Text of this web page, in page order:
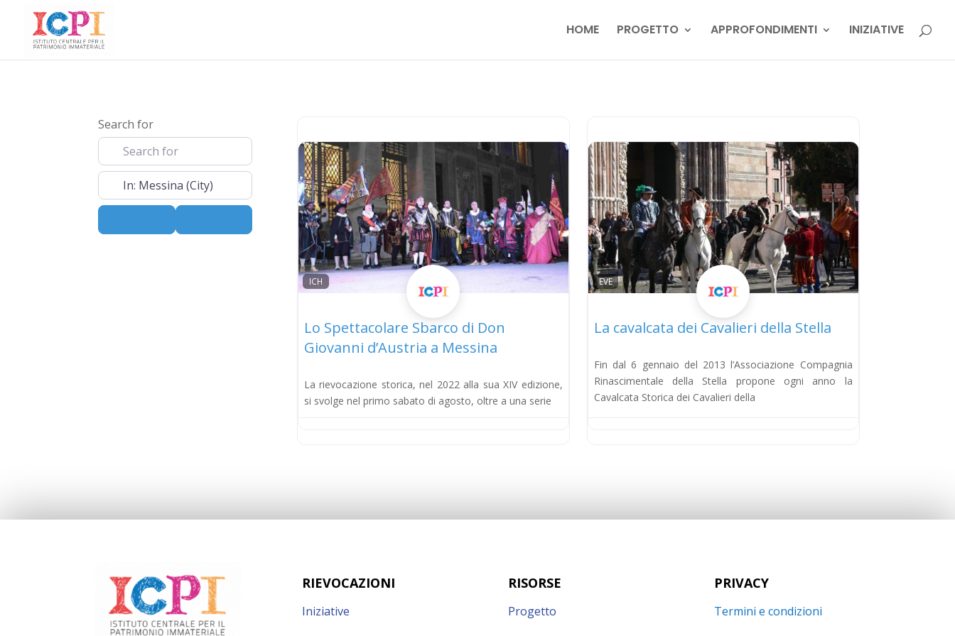
HOME PROGETTO APPROFONDIMENTI INIZIATIVE
Search for
Near
Advanced Filters
ICH
Lo Spettacolare Sbarco di Don
Giovanni d’Austria a Messina
La rievocazione storica, nel 2022 alla sua XIV edizione,
si svolge nel primo sabato di agosto, oltre a una serie
EVE
La cavalcata dei Cavalieri della Stella
Fin dal 6 gennaio del 2013 l’Associazione Compagnia
Rinascimentale della Stella propone ogni anno la
Cavalcata Storica dei Cavalieri della
RIEVOCAZIONI
Iniziative
RISORSE
Progetto
PRIVACY
Termini e condizioni